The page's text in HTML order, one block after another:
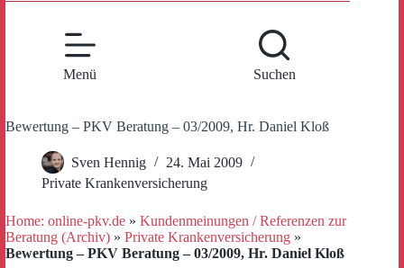
Menü Suchen
Bewertung – PKV Beratung – 03/2009, Hr. Daniel Kloß
Sven Hennig
24. Mai 2009
Private Krankenversicherung
Home: online-pkv.de » Kundenmeinungen / Referenzen zur
Beratung (Archiv) » Private Krankenversicherung »
Bewertung – PKV Beratung – 03/2009, Hr. Daniel Kloß